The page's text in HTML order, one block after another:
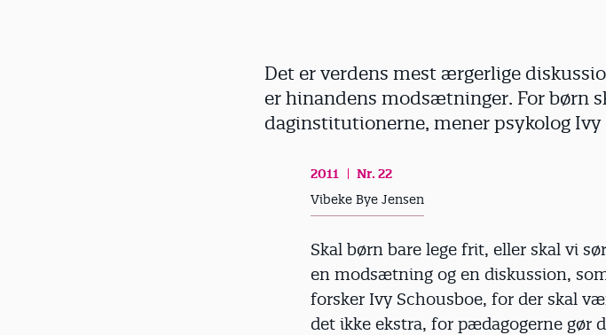
Det er verdens mest ærgerlige
er hinandens modsætninger. For børn
daginstitutionerne, mener psykolog Ivy
2011
Nr. 22
Vibeke Bye Jensen
Skal børn bare lege frit, eller skal vi
en modsætning og en diskussion,
forsker Ivy Schousboe, for der skal
det ikke ekstra, for pædagogerne gør